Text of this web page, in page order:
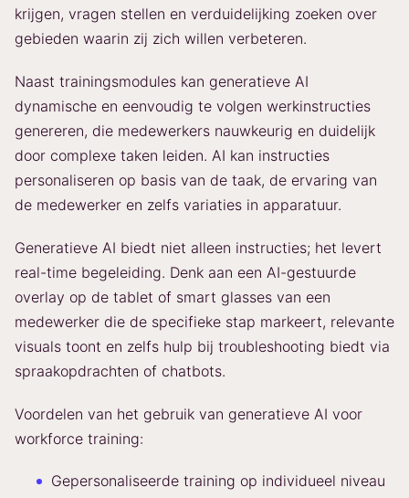
krijgen, vragen stellen en verduidelijking zoeken over
gebieden waarin zij zich willen verbeteren.
Naast trainingsmodules kan generatieve AI
dynamische en eenvoudig te volgen werkinstructies
genereren, die medewerkers nauwkeurig en duidelijk
door complexe taken leiden. AI kan instructies
personaliseren op basis van de taak, de ervaring van
de medewerker en zelfs variaties in apparatuur.
Generatieve AI biedt niet alleen instructies; het levert
real-time begeleiding. Denk aan een AI-gestuurde
overlay op de tablet of smart glasses van een
medewerker die de specifieke stap markeert, relevante
visuals toont en zelfs hulp bij troubleshooting biedt via
spraakopdrachten of chatbots.
Voordelen van het gebruik van generatieve AI voor
workforce training:
Gepersonaliseerde training op individueel niveau